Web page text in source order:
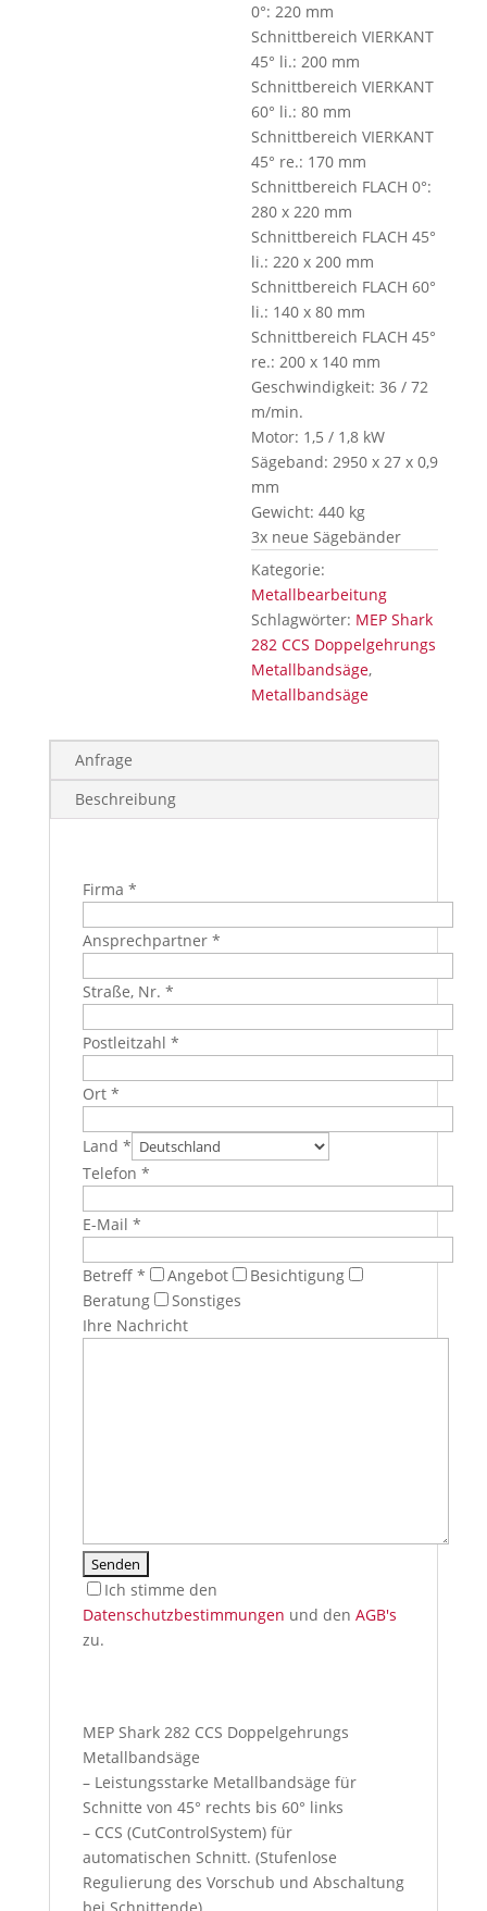
0°: 220 mm
Schnittbereich VIERKANT
45° li.: 200 mm
Schnittbereich VIERKANT
60° li.: 80 mm
Schnittbereich VIERKANT
45° re.: 170 mm
Schnittbereich FLACH 0°:
280 x 220 mm
Schnittbereich FLACH 45°
li.: 220 x 200 mm
Schnittbereich FLACH 60°
li.: 140 x 80 mm
Schnittbereich FLACH 45°
re.: 200 x 140 mm
Geschwindigkeit: 36 / 72
m/min.
Motor: 1,5 / 1,8 kW
Sägeband: 2950 x 27 x 0,9
mm
Gewicht: 440 kg
3x neue Sägebänder
Kategorie:
Metallbearbeitung
Schlagwörter: MEP Shark
282 CCS Doppelgehrungs
Metallbandsäge,
Metallbandsäge
Anfrage
Beschreibung
Firma *
Ansprechpartner *
Straße, Nr. *
Postleitzahl *
Ort *
Land *
Telefon *
E-Mail *
Betreff * Angebot
Besichtigung
Beratung
Sonstiges
Ihre Nachricht
Ich stimme den
Datenschutzbestimmungen und den AGB's
zu.
o
u
p
r
e
s
s
MEP Shark 282 CCS Doppelgehrungs
Metallbandsäge
– Leistungsstarke Metallbandsäge für
Schnitte von 45° rechts bis 60° links
– CCS (CutControlSystem) für
automatischen Schnitt. (Stufenlose
Regulierung des Vorschub und Abschaltung